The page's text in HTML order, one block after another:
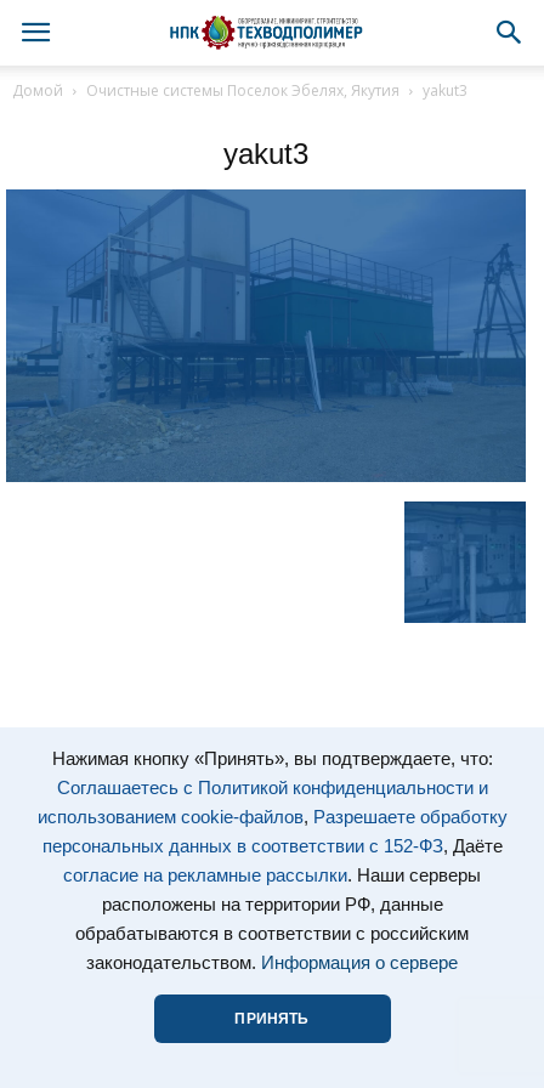
Нажимая кнопку «Принять», вы подтверждаете, что:
Соглашаетесь с Политикой конфиденциальности и
использованием cookie-файлов, Разрешаете обработку
персональных данных в соответствии с 152-ФЗ, Даёте
согласие на рекламные рассылки. Наши серверы
расположены на территории РФ, данные
обрабатываются в соответствии с российским
законодательством. Информация о сервере
ПРИНЯТЬ
Домой Очистные системы Поселок Эбелях, Якутия yakut3
yakut3